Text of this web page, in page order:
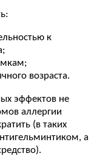
к
возраста.
эффектов не
аллергии
(в таких
а